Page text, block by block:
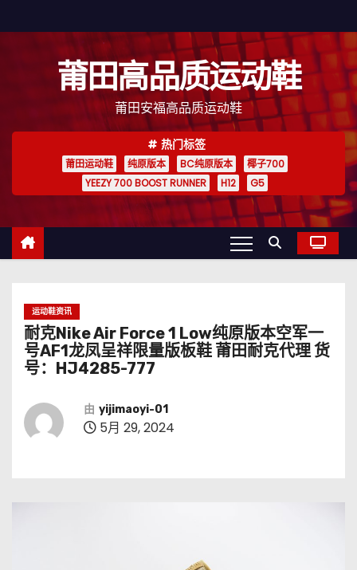
至
莆田高品质运动鞋
莆田安福高品质运动鞋
热门标签
莆田运动鞋 纯原版本 BC纯原版本
椰子700
YEEZY 700 BOOST RUNNER
H12 G5
运动鞋资讯
耐克Nike Air Force 1 Low纯原版本空军一
号AF1龙凤呈祥限量版板鞋 莆田耐克代理 货
号：HJ4285-777
由 yijimaoyi-01
5月 29, 2024